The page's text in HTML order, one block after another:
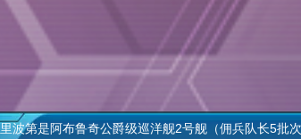
第是阿布鲁奇公爵级巡洋舰2号舰（佣兵队长5批次